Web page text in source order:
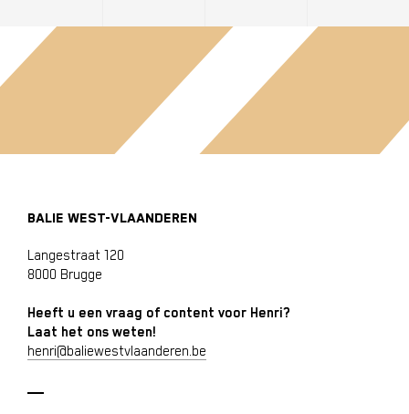
BALIE WEST-VLAANDEREN
Langestraat 120
8000 Brugge
Heeft u een vraag of content voor Henri?
Laat het ons weten!
henri@baliewestvlaanderen.be